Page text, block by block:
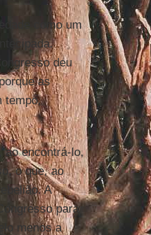
como um
deu
as
tempo,
encontrá-lo,
o que, ao
A
para
menos a